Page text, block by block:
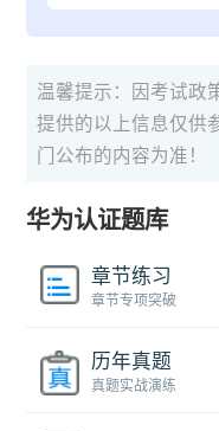
温馨提示：因考试政
提供的以上信息仅供
门公布的内容为准！
华为认证题库
章节练习
章节专项突破
历年真题
真题实战演练